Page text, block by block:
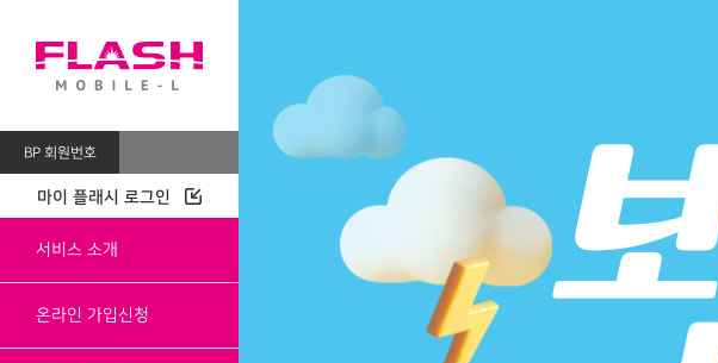
BP 회원번호
마이 플래시 로그인
서비스 소개
온라인 가입신청